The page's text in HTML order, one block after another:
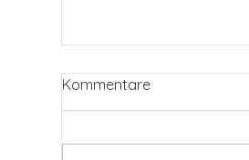
Kommentare